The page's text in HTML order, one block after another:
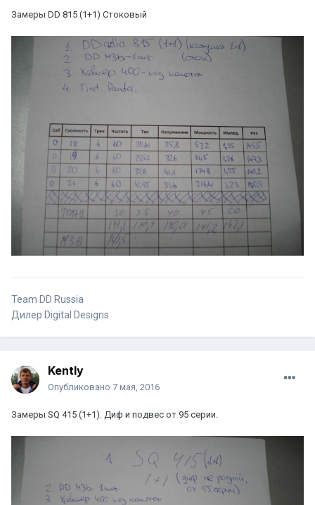
Замеры DD 815 (1+1) Стоковый
Team DD Russia
Дилер Digital Designs
Kently
Опубликовано 7 мая, 2016
Замеры SQ 415 (1+1). Диф и подвес от 95 серии.